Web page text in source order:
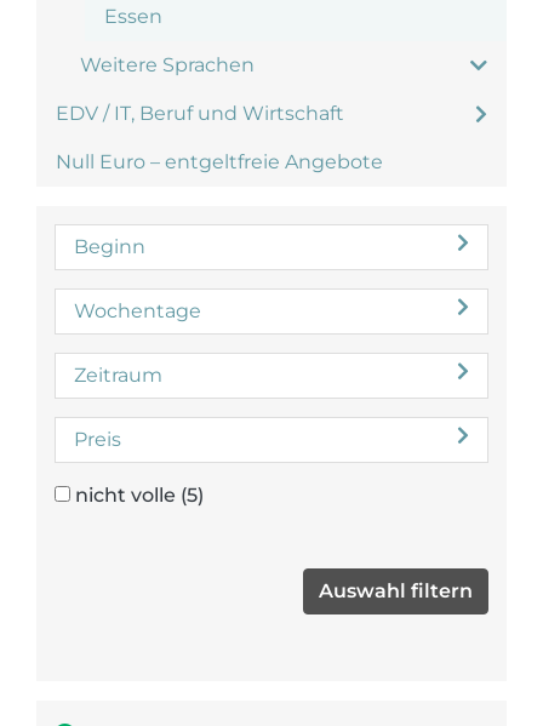
Essen
Weitere Sprachen
EDV / IT, Beruf und Wirtschaft
Null Euro – entgeltfreie Angebote
Beginn
Wochentage
Zeitraum
Preis
nicht volle (5)